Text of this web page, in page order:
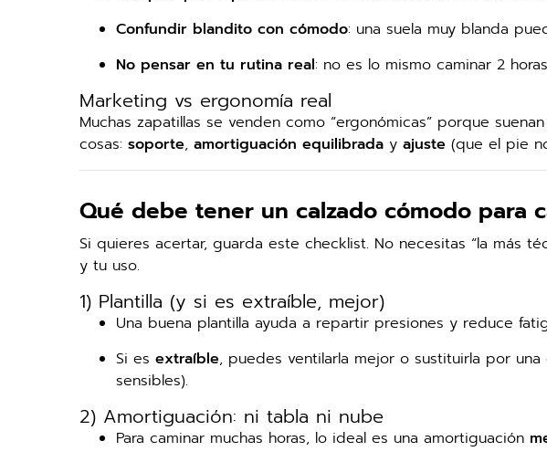
Confundir blandito con cómodo: una suela muy blanda
No pensar en tu rutina real: no es lo mismo caminar 2
Marketing vs ergonomía real
Muchas zapatillas se venden como “ergonómicas” porque
cosas: soporte, amortiguación equilibrada y ajuste (que el pie
Qué debe tener un calzado cómodo para
Si quieres acertar, guarda este checklist. No necesitas “la más
y tu uso.
1) Plantilla (y si es extraíble, mejor)
Una buena plantilla ayuda a repartir presiones y reduce
Si es extraíble, puedes ventilarla mejor o sustituirla por
sensibles).
2) Amortiguación: ni tabla ni nube
Para caminar muchas horas, lo ideal es una amortiguación